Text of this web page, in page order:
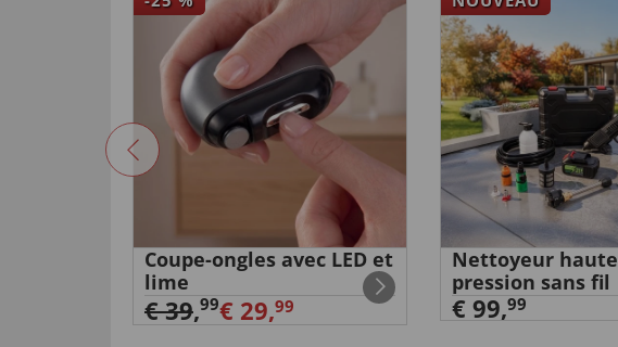
utile (0) inutile (
SEHR WARM ANGENEHMER TRAGEKOMPFORT
Bernd W. vom 12.10.2022
“OK”
)
Schnelle Lieferung
vonArnfried L
Coupe-ongles avec LED et
lime
€ 39,99€ 29,99
Nettoyeur haute
pression sans fil
€ 99,99